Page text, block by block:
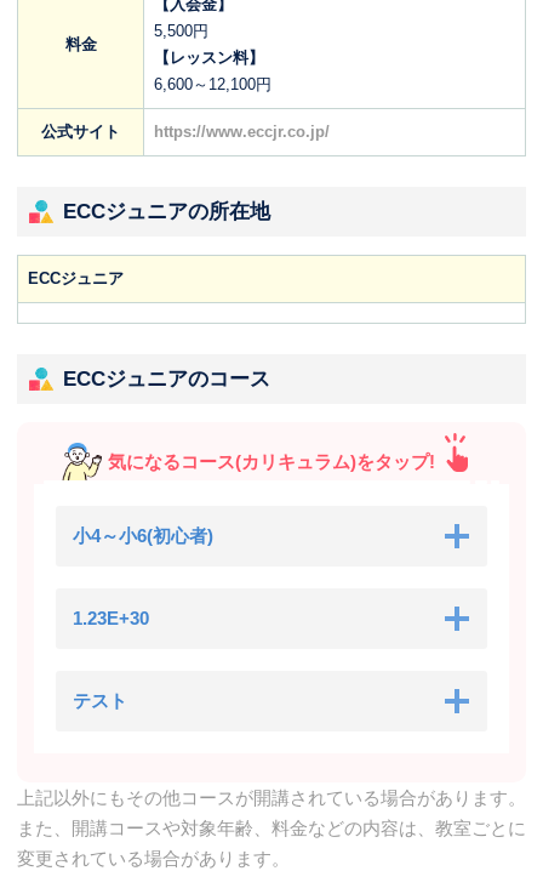
料金
【入会金】
5,500円
【レッスン料】
6,600～12,100円
公式サイト https://www.eccjr.co.jp/
ECCジュニアの所在地
ECCジュニア
ECCジュニアのコース
気になるコース(カリキュラム)をタップ!
小4～小6(初心者)
1.23E+30
テスト
上記以外にもその他コースが開講されている場合があります。
また、開講コースや対象年齢、料金などの内容は、教室ごとに
変更されている場合があります。